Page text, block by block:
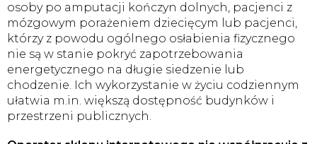
osoby po amputacji kończyn dolnych, pacjenci z
mózgowym porażeniem dziecięcym lub pacjenci,
którzy z powodu ogólnego osłabienia fizycznego
nie są w stanie pokryć zapotrzebowania
energetycznego na długie siedzenie lub
chodzenie. Ich wykorzystanie w życiu codziennym
ułatwia m.in. większą dostępność budynków i
przestrzeni publicznych.